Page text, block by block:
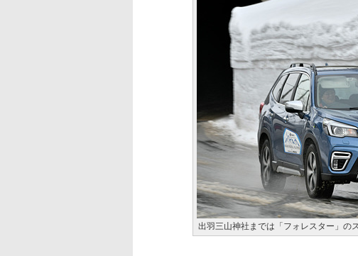
出羽三山神社までは「フォレスター」の